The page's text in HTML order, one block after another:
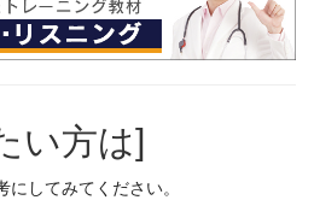
い方は]
してみてください。